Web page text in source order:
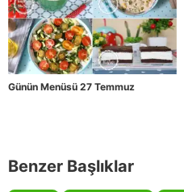
Günün Menüsü 27 Temmuz
Benzer Başlıklar